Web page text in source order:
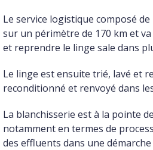
Le service logistique composé
sur un périmètre de 170 km et
et reprendre le linge sale dans
Le linge est ensuite trié, lavé et
reconditionné et renvoyé dans
La blanchisserie est à la pointe
notamment en termes de
des effluents dans une